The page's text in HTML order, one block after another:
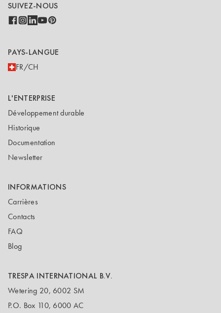
SUIVEZ-NOUS
PAYS-LANGUE
FR/CH
L'ENTERPRISE
Développement durable
Historique
Documentation
Newsletter
INFORMATIONS
Carrières
Contacts
FAQ
Blog
TRESPA INTERNATIONAL B.V.
Wetering 20, 6002 SM
P.O. Box 110, 6000 AC